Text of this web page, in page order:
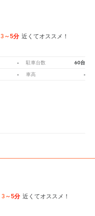
3～5分 近くてオススメ！
- 駐車台数 60台
- 車高 -
3～5分 近くてオススメ！